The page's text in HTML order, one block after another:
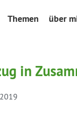
Themen über
in